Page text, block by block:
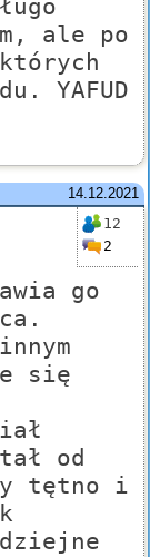
ale po
YAFUD
14.12.2021
12
2
go
się
od
tętno i